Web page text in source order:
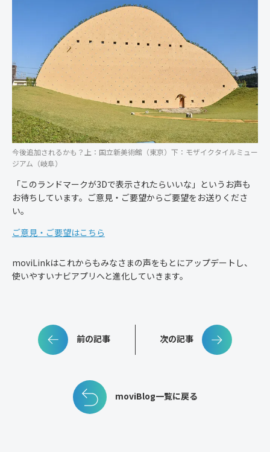
今後追加されるかも？上：国立新美術館（東京）下：モザイクタイルミュー
ジアム（岐阜）
「このランドマークが3Dで表示されたらいいな」というお声も
お待ちしています。ご意見・ご要望からご要望をお送りくださ
い。
ご意見・ご要望はこちら
moviLinkはこれからもみなさまの声をもとにアップデートし、
使いやすいナビアプリへと進化していきます。
前の記事 次の記事
moviBlog一覧に戻る